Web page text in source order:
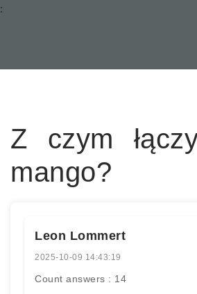
:
Z czym
mango?
Leon Lommert
2025-10-09 14:43:19
Count answers : 14